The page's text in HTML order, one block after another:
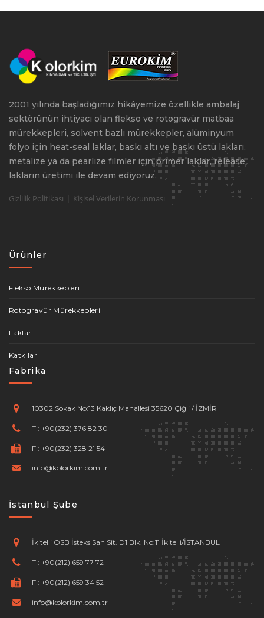
2001 yılında başladığımız hikâyemize özellikle ambalaj
sektörünün ihtiyacı olan flekso ve rotogravür matbaa
mürekkepleri, solvent bazlı mürekkepler, alüminyum
folyo için heat-seal laklar, baskı altı ve baskı üstü lakları,
metalize ya da pearlize filmler için primer laklar, release
lakların üretimi ile devam ediyoruz.
Gizlilik Politikası | Kişisel Verilerin Korunması
Ürünler
Flekso Mürekkepleri
Rotogravür Mürekkepleri
Laklar
Katkılar
Fabrika
10302 Sokak No:13 Kaklıç Mahallesi 35620 Çiğli / İZMİR
T : +90(232) 376 82 30
F : +90(232) 328 21 54
info@kolorkim.com.tr
İstanbul Şube
İkitelli OSB İsteks San Sit. D1 Blk. No:11 İkitelli/İSTANBUL
T : +90(212) 659 77 72
F : +90(212) 659 34 52
info@kolorkim.com.tr